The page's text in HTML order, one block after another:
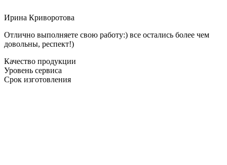
Ирина Криворотова
Отлично выполняете свою работу:) все остались более чем
довольны, респект!)
Качество продукции
Уровень сервиса
Срок изготовления